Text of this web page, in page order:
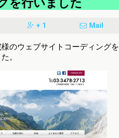
+ 1 Mail
のウェブサイトコーディングを
。